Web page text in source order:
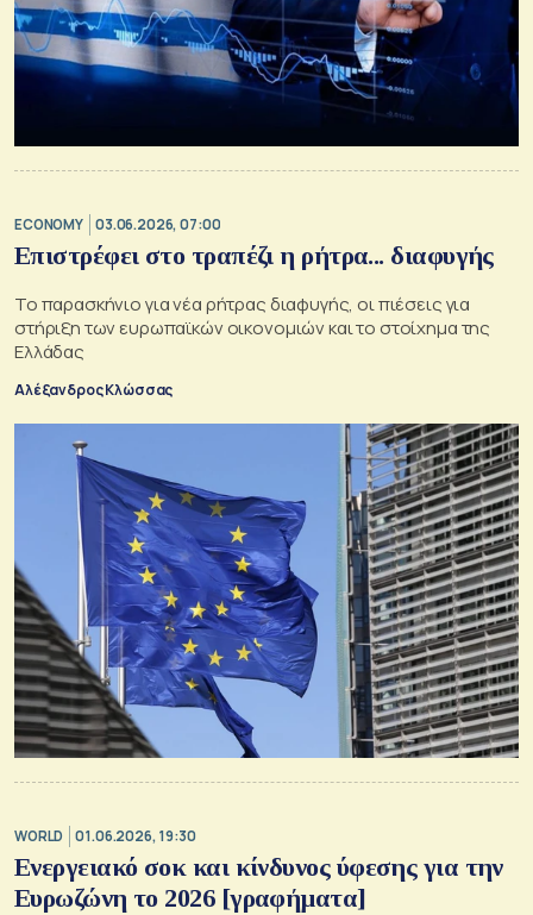
ECONOMY 03.06.2026, 07:00
Επιστρέφει στο τραπέζι η ρήτρα... διαφυγής
Το παρασκήνιο για νέα ρήτρας διαφυγής, οι πιέσεις για
στήριξη των ευρωπαϊκών οικονομιών και το στοίχημα της
Ελλάδας
Αλέξανδρος Κλώσσας
WORLD 01.06.2026, 19:30
Ενεργειακό σοκ και κίνδυνος ύφεσης για την
Ευρωζώνη το 2026 [γραφήματα]